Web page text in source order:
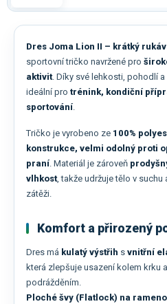
Dres Joma Lion II – krátký
sportovní tričko navržené pro
aktivit. Díky své lehkosti, pohodlí
ideální pro trénink, kondiční
sportování.
Tričko je vyrobeno ze 100%
konstrukce, velmi odolný proti
praní. Materiál je zároveň
vlhkost, takže udržuje tělo v
zátěži.
Komfort a přirozený
Dres má kulatý výstřih s vnitřní
která zlepšuje usazení kolem krku
podrážděním.
Ploché švy (Flatlock) na